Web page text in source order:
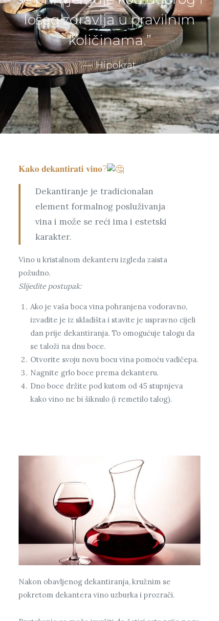
lošeg zdravlja u pravilnim
količinama.”
–– Hipokrat
𝐊𝐚𝐤𝐨 𝐝𝐞𝐤𝐚𝐧𝐭𝐢𝐫𝐚𝐭𝐢 𝐯𝐢𝐧𝐨?
Dekantiranje je tradicionalan
element formalnog posluživanja
vina i može se reći ima i estetski
karakter.
Vino u kristalnom dekanteru izgleda zaista
požudno.
Slijedite postupak:
Ako je vaša boca vina pohranjena vodoravno,
izvadite je iz skladišta i stavite je uspravno cijeli
dan prije dekantiranja. To omogućuje talogu da
se taloži na dnu boce.
Otvorite svoju novu bocu vina pomoću vadičepa.
Nagnite grlo boce prema dekanteru.
Dno boce držite pod kutom od 45 stupnjeva
kako vino ne bi šiknulo (i remetilo talog).
Nakon obavljenog dekantiranja, kružnim se
pokretom dekantera vino uzburka i prozrači.